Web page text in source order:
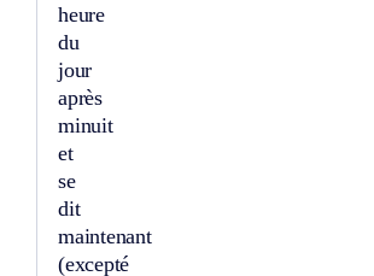
heure
du
jour
après
minuit
et
se
dit
maintenant
(excepté